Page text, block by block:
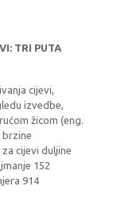
TRI PUTA
cijevi,
izvedbe,
žicom (eng.
brzine
cijevi duljine
152
914